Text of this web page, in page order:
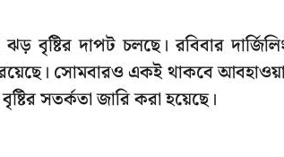
বৃষ্টির দাপট চলছে। রবিবার
সোমবারও একই থাকবে
সতর্কতা জারি করা হয়েছে।